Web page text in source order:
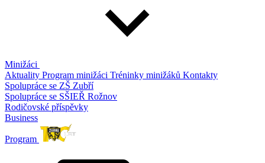
Minižáci
Aktuality Program minižáci Tréninky minižáků Kontakty
Spolupráce se ZŠ Zubří
Spolupráce se SŠIEŘ Rožnov
Rodičovské příspěvky
Business
Program